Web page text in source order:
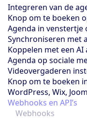
Integreren van de
Knop om te boeken
Agenda in venstertje
Synchroniseren met
Koppelen met een AI
Agenda op sociale
Videovergaderen
Knop om te boeken
WordPress, Wix,
Webhooks en API’s
Webhooks